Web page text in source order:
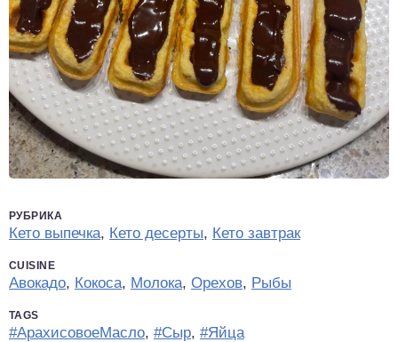
РУБРИКА
Кето выпечка, Кето десерты, Кето завтрак
CUISINE
Авокадо, Кокоса, Молока, Орехов, Рыбы
TAGS
#АрахисовоеМасло, #Сыр, #Яйца